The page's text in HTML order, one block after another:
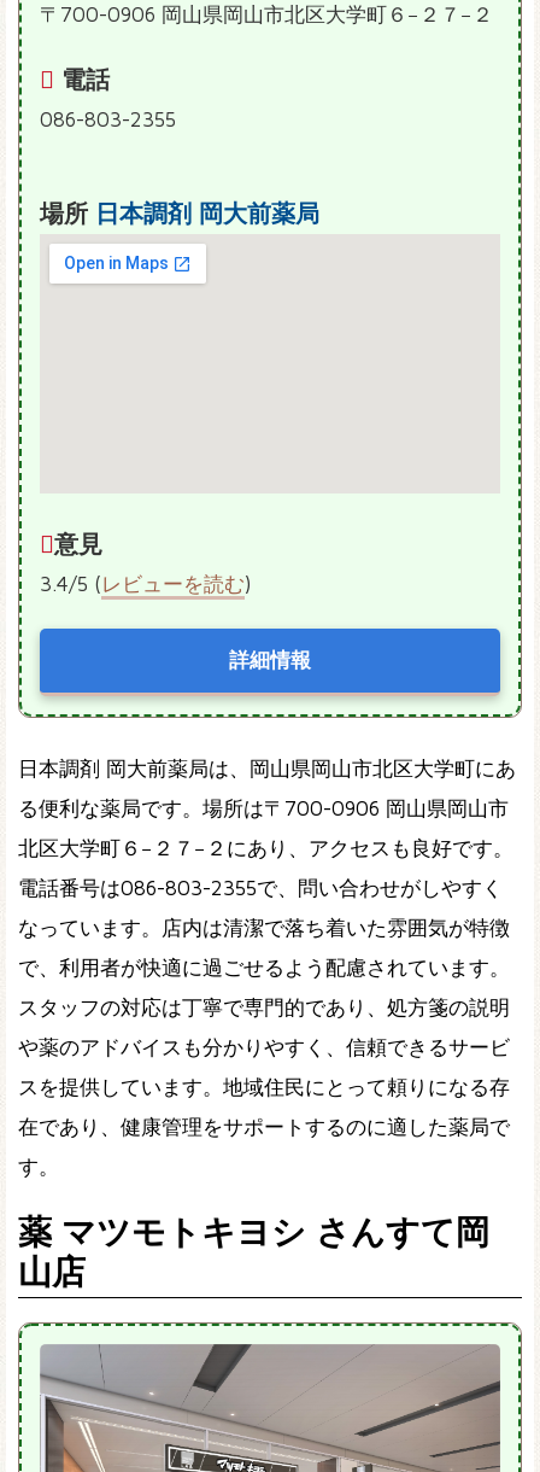
〒700-0906 岡山県岡山市北区大学町６−２７−２
電話
086-803-2355
場所 日本調剤 岡大前薬局
意見
3.4/5 (レビューを読む)
詳細情報
日本調剤 岡大前薬局は、岡山県岡山市北区大学町にあ
る便利な薬局です。場所は〒700-0906 岡山県岡山市
北区大学町６−２７−２にあり、アクセスも良好です。
電話番号は086-803-2355で、問い合わせがしやすく
なっています。店内は清潔で落ち着いた雰囲気が特徴
で、利用者が快適に過ごせるよう配慮されています。
スタッフの対応は丁寧で専門的であり、処方箋の説明
や薬のアドバイスも分かりやすく、信頼できるサービ
スを提供しています。地域住民にとって頼りになる存
在であり、健康管理をサポートするのに適した薬局で
す。
薬 マツモトキヨシ さんすて岡
山店